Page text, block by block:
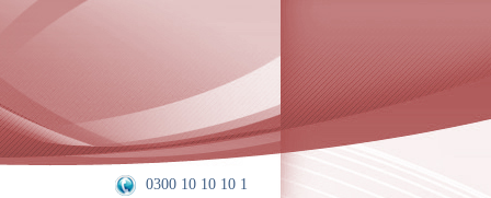
0300 10 10 10 1